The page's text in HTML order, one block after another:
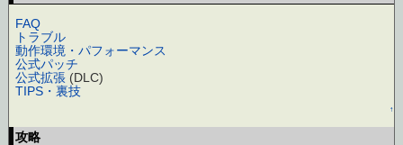
FAQ
トラブル
動作環境・パフォーマンス
公式パッチ
公式拡張 (DLC)
TIPS・裏技
↑
攻略